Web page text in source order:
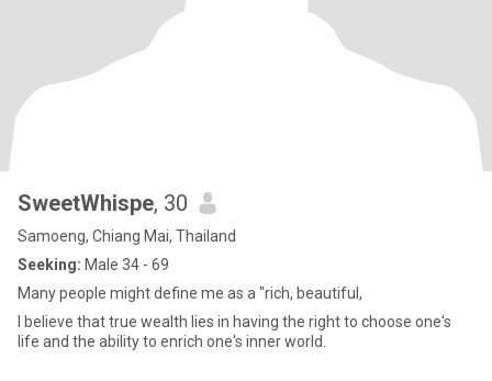
SweetWhispe, 30
Samoeng, Chiang Mai, Thailand
Seeking: Male 34 - 69
Many people might define me as a "rich, beautiful,
I believe that true wealth lies in having the right to choose one's
life and the ability to enrich one's inner world.